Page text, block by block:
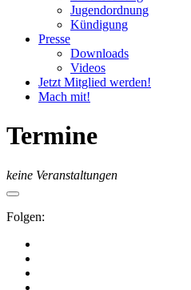
Jugendordnung
Kündigung
Presse
Downloads
Videos
Jetzt Mitglied werden!
Mach mit!
Termine
keine Veranstaltungen
Folgen: